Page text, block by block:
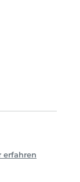
erfahren